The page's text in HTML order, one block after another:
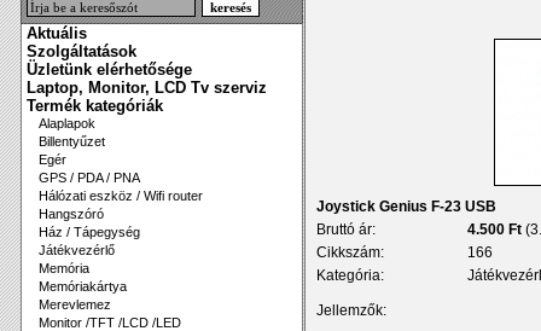
Aktuális
Szolgáltatások
Üzletünk elérhetősége
Laptop, Monitor, LCD Tv szerviz
Termék kategóriák
Alaplapok
Billentyűzet
Egér
GPS / PDA / PNA
Hálózati eszköz / Wifi router
Hangszóró
Ház / Tápegység
Játékvezérlő
Memória
Memóriakártya
Merevlemez
Monitor /TFT /LCD /LED
Joystick Genius F-23 USB
Bruttó ár:
4.500 Ft
Cikkszám:
166
Kategória:
Jellemzők: